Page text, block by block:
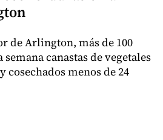
de Arlington, más de 100
canastas de vegetales
menos de 24